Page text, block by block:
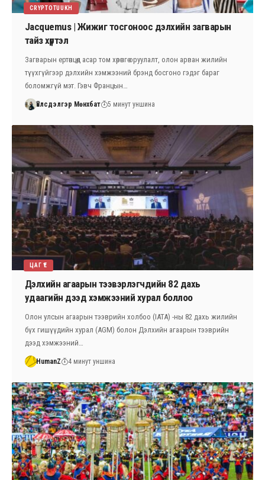
CRYPTOTUUKH
Jacquemus | Жижиг тосгоноос дэлхийн загварын
тайз хүртэл
Загварын ертөнцөд асар том хөрөнгө оруулалт, олон арван жилийн
түүхгүйгээр дэлхийн хэмжээний брэнд босгоно гэдэг бараг
боломжгүй мэт. Гэвч Францын…
Үйлсдэлгэр Мөнхбат 5 минут уншина
ЦАГ ҮЕ
Дэлхийн агаарын тээвэрлэгчдийн 82 дахь
удаагийн дээд хэмжээний хурал боллоо
Олон улсын агаарын тээврийн холбоо (IATA) -ны 82 дахь жилийн
бүх гишүүдийн хурал (AGM) болон Дэлхийн агаарын тээврийн
дээд хэмжээний…
HumanZ 4 минут уншина